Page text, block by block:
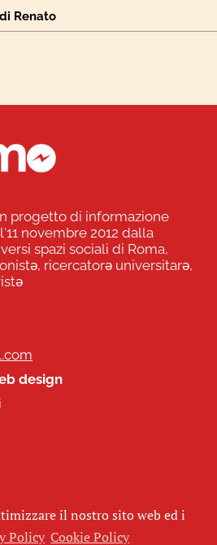
Renato
progetto di informazione
novembre 2012 dalla
spazi sociali di Roma,
ricercatorə universitarə,
design
il nostro sito web ed i
Policy Cookie Policy